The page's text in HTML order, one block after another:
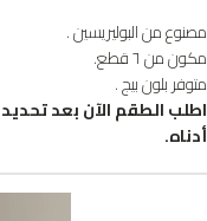
مصنوع من البوليريسين .
مكون من ٦ قطع.
متوفر بلون بيج .
اطلب الطقم الآن بعد
أدناه.
سلة